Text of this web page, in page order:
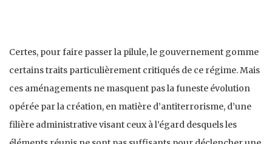
Certes, pour faire passer la pilule, le gouvernement gomme
certains traits particulièrement critiqués de ce régime. Mais
ces aménagements ne masquent pas la funeste évolution
opérée par la création, en matière d’antiterrorisme, d’une
filière administrative visant ceux à l’égard desquels les